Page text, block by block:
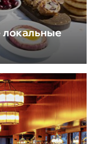
локальные